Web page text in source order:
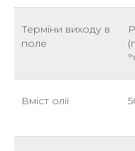
Терміни виходу в
поле
Вміст олії